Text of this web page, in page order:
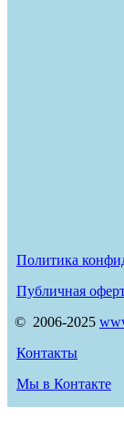
Политика
Публичная
© 2006-2025
Контакты
Мы в Контакте